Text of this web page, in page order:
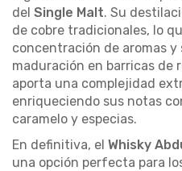
del Single Malt. Su
de cobre tradicionales, lo
concentración de aromas y
maduración en barricas de
aporta una complejidad
enriqueciendo sus notas
caramelo y especias.
En definitiva, el Whisky
una opción perfecta para